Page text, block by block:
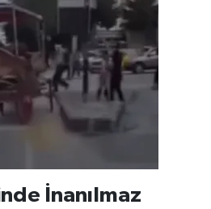
İnanılmaz